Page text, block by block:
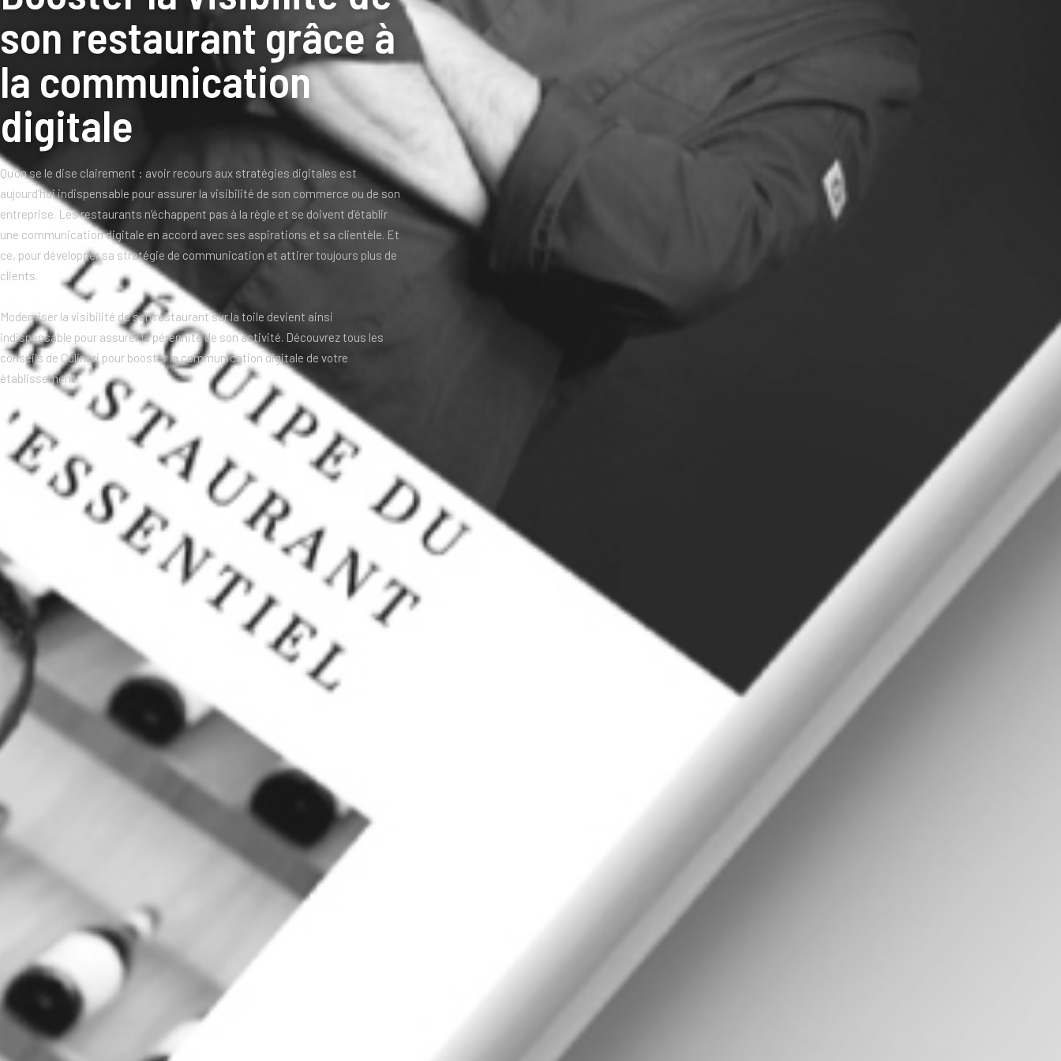
son restaurant grâce à
la communication
digitale
Qu’on se le dise clairement : avoir recours aux stratégies digitales est
aujourd’hui indispensable pour assurer la visibilité de son commerce ou de son
entreprise. Les restaurants n’échappent pas à la règle et se doivent d’établir
une communication digitale en accord avec ses aspirations et sa clientèle. Et
ce, pour développer sa stratégie de communication et attirer toujours plus de
clients.
Moderniser la visibilité de son restaurant sur la toile devient ainsi
indispensable pour assurer la pérennité de son activité. Découvrez tous les
conseils de Culinari pour booster la communication digitale de votre
établissement.